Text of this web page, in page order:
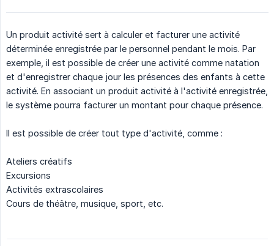
Un produit activité sert à calculer et facturer une activité
déterminée enregistrée par le personnel pendant le mois. Par
exemple, il est possible de créer une activité comme natation
et d'enregistrer chaque jour les présences des enfants à cette
activité. En associant un produit activité à l'activité enregistrée,
le système pourra facturer un montant pour chaque présence.
Il est possible de créer tout type d'activité, comme :
Ateliers créatifs
Excursions
Activités extrascolaires
Cours de théâtre, musique, sport, etc.